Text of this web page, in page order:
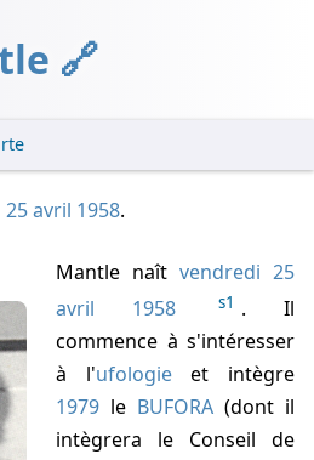
avril 1958.
Mantle naît vendredi 25
avril 1958
s1 . Il
commence à s'intéresser
à l'ufologieet intègre
1979 le BUFORA (dont il
intègrera le Conseil de